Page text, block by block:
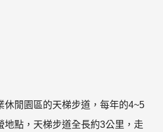
休閒園區的天梯步道，每年的4~5
地點，天梯步道全長約3公里，走